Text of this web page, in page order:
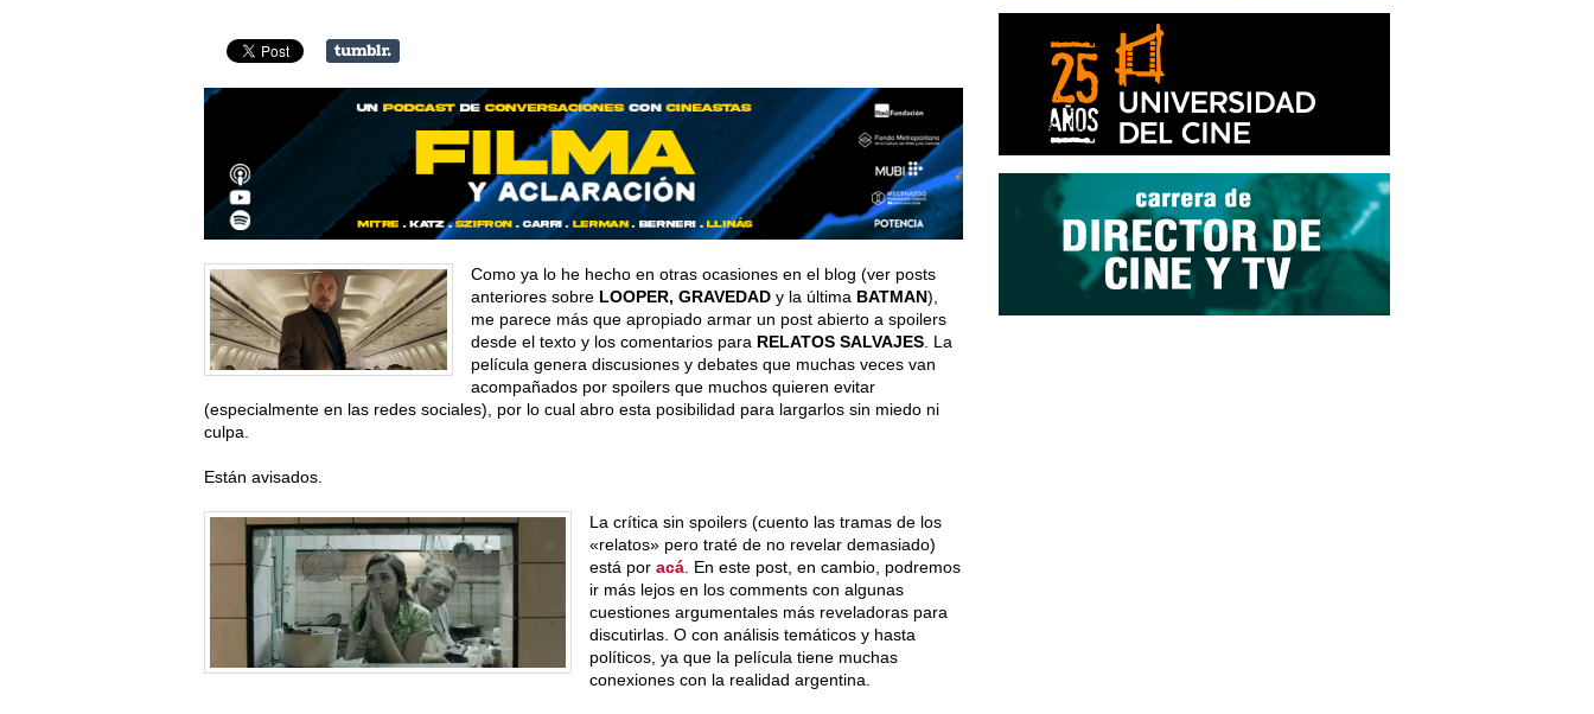
Como ya lo he hecho en otras ocasiones en el blog (ver posts
anteriores sobre LOOPER, GRAVEDAD y la última BATMAN),
me parece más que apropiado armar un post abierto a spoilers
desde el texto y los comentarios para RELATOS SALVAJES . La
película genera discusiones y debates que muchas veces van
acompañados por spoilers que muchos quieren evitar
(especialmente en las redes sociales), por lo cual abro esta posibilidad para largarlos sin miedo ni
culpa.
Están avisados.
La crítica sin spoilers (cuento las tramas de los
«relatos» pero traté de no revelar demasiado)
está por acá . En este post, en cambio, podremos
ir más lejos en los comments con algunas
cuestiones argumentales más reveladoras para
discutirlas. O con análisis temáticos y hasta
políticos, ya que la película tiene muchas
conexiones con la realidad argentina.